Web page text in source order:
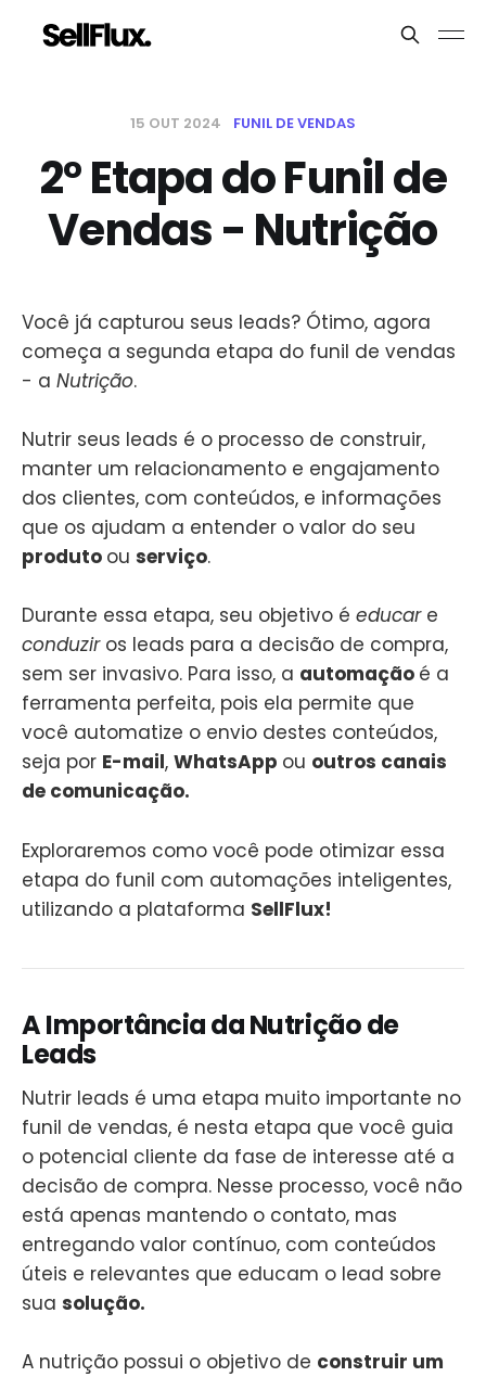
15 OUT 2024 FUNIL DE VENDAS
2° Etapa do Funil de
Vendas - Nutrição
Você já capturou seus leads? Ótimo, agora
começa a segunda etapa do funil de vendas
- a Nutrição.
Nutrir seus leads é o processo de construir,
manter um relacionamento e engajamento
dos clientes, com conteúdos, e informações
que os ajudam a entender o valor do seu
produto ou serviço.
Durante essa etapa, seu objetivo é educar e
conduzir os leads para a decisão de compra,
sem ser invasivo. Para isso, a automação é a
ferramenta perfeita, pois ela permite que
você automatize o envio destes conteúdos,
seja por E-mail, WhatsApp ou outros canais
de comunicação.
Exploraremos como você pode otimizar essa
etapa do funil com automações inteligentes,
utilizando a plataforma SellFlux!
A Importância da Nutrição de
Leads
Nutrir leads é uma etapa muito importante no
funil de vendas, é nesta etapa que você guia
o potencial cliente da fase de interesse até a
decisão de compra. Nesse processo, você não
está apenas mantendo o contato, mas
entregando valor contínuo, com conteúdos
úteis e relevantes que educam o lead sobre
sua solução.
A nutrição possui o objetivo de construir um